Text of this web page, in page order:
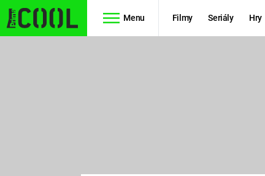
Menu Filmy Seriály Hry